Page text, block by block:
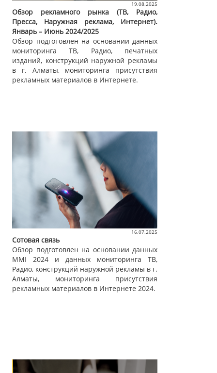
19.08.2025
Обзор рекламного рынка (ТВ, Радио,
Пресса, Наружная реклама, Интернет).
Январь – Июнь 2024/2025
Обзор подготовлен на основании данных
мониторинга ТВ, Радио, печатных
изданий, конструкций наружной рекламы
в г. Алматы, мониторинга присутствия
рекламных материалов в Интернете.
16.07.2025
Сотовая связь
Обзор подготовлен на основании данных
MMI 2024 и данных мониторинга ТВ,
Радио, конструкций наружной рекламы в г.
Алматы, мониторинга присутствия
рекламных материалов в Интернете 2024.